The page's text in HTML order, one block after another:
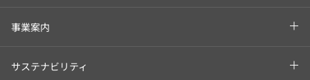
事業案内
サステナビリティ